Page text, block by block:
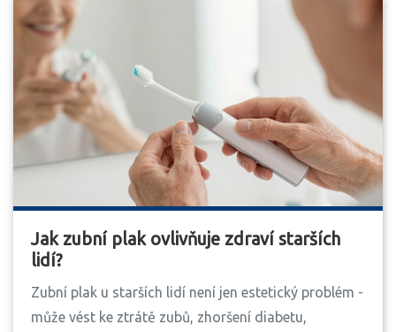
Jak zubní plak ovlivňuje zdraví starších
lidí?
Zubní plak u starších lidí není jen estetický problém -
může vést ke ztrátě zubů, zhoršení diabetu,